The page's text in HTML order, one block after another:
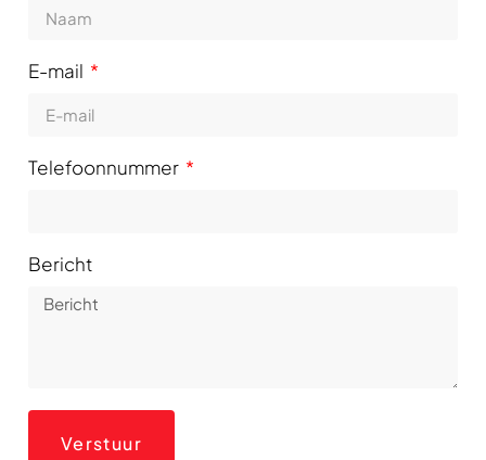
E-mail
Telefoonnummer
Bericht
Verstuur